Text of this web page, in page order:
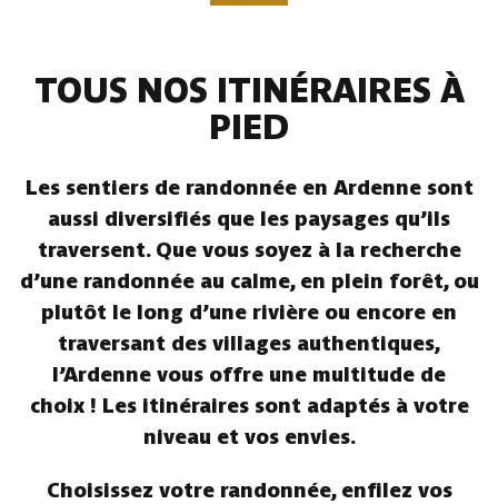
TOUS NOS ITINÉRAIRES À
PIED
Les sentiers de randonnée en Ardenne sont
aussi diversifiés que les paysages qu’ils
traversent. Que vous soyez à la recherche
d’une randonnée au calme, en plein forêt, ou
plutôt le long d’une rivière ou encore en
traversant des villages authentiques,
l’Ardenne vous offre une multitude de
choix ! Les itinéraires sont adaptés à votre
niveau et vos envies.
Choisissez votre randonnée, enfilez vos